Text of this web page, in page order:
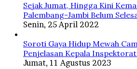
Sejak Jumat, Hingga Kini
Palembang-Jambi Belum
Senin, 25 April 2022
Soroti Gaya Hidup Mewah
Penjelasan Kepala
Jumat, 11 Agustus 2023